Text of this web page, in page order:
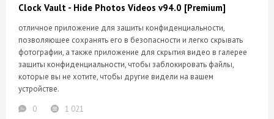
Clock Vault - Hide Photos Videos v94.0 [Premium]
отличное приложение для защиты конфиденциальности,
позволяющее сохранять его в безопасности и легко скрывать
фотографии, а также приложение для скрытия видео в галерее
защиты конфиденциальности, чтобы заблокировать файлы,
которые вы не хотите, чтобы другие видели на вашем
устройстве.
0
1 021